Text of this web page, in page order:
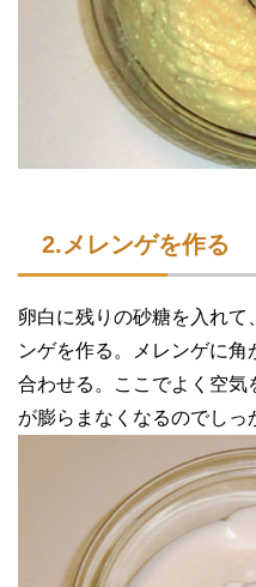
2.メレンゲを作る
卵白に残りの砂糖を入れて
ンゲを作る。メレンゲに
合わせる。ここでよく空気
が膨らまなくなるのでしっ